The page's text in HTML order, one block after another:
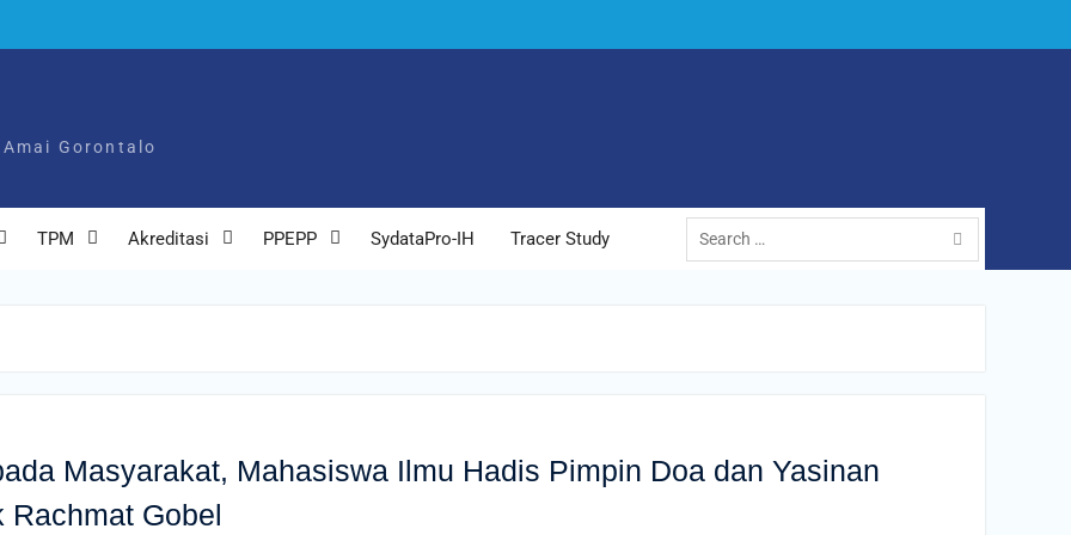
Gorontalo
TPM Akreditasi PPEPP SydataPro-IH Tracer Study
Masyarakat, Mahasiswa Ilmu Hadis Pimpin Doa dan Yasinan
Rachmat Gobel